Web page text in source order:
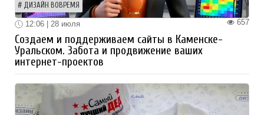
ДИЗАЙН ВОВРЕМЯ
657
12:06 | 28 июля
Создаем и поддерживаем сайты в Каменске-
Уральском. Забота и продвижение ваших
интернет-проектов